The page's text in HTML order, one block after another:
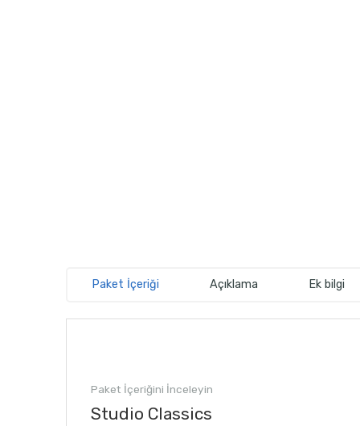
Paket İçeriği Açıklama Ek bilgi
Paket İçeriğini İnceleyin
Studio Classics